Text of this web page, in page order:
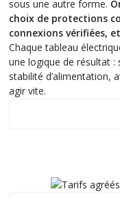
sous une autre forme.
choix de protections
connexions vérifiées,
Chaque tableau
une logique de résultat
stabilité d’alimentation,
agir vite.